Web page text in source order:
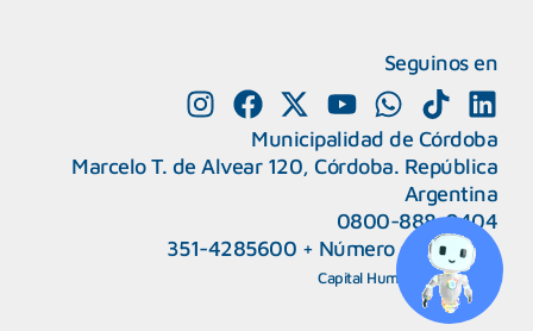
Seguinos en
Municipalidad de Córdoba
Marcelo T. de Alvear 120, Córdoba. República
Argentina
0800-888-0404
351-4285600 + Número de interno
Capital Humano |Webmail
CAPeM – Centro de Atención a Personas Migrantes y Refugiadas.